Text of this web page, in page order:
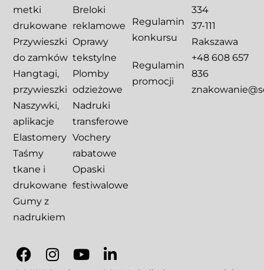
metki
drukowane
Przywieszki
do zamków
Hangtagi,
przywieszki
Naszywki,
aplikacje
Elastomery
Taśmy
tkane i
drukowane
Gumy z
nadrukiem
Breloki
reklamowe
Oprawy
tekstylne
Plomby
odzieżowe
Nadruki
transferowe
Vochery
rabatowe
Opaski
festiwalowe
Regulamin
konkursu
Regulamin
promocji
334
37-111
Rakszawa
+48 608 657
836